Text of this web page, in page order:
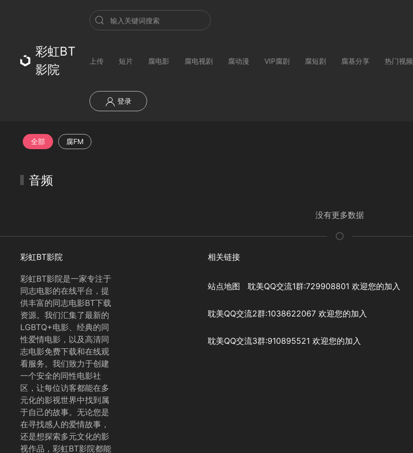
彩虹BT
影院
上传 短片 腐电影 腐电视剧 腐动漫 VIP腐剧 腐短剧 腐基分享 热门视频
登录
全部 腐FM
音频
没有更多数据
彩虹BT影院
彩虹BT影院是一家专注于
同志电影的在线平台，提
供丰富的同志电影BT下载
资源。我们汇集了最新的
LGBTQ+电影、经典的同
性爱情电影，以及高清同
志电影免费下载和在线观
看服务。我们致力于创建
一个安全的同性电影社
区，让每位访客都能在多
元化的影视世界中找到属
于自己的故事。无论您是
在寻找感人的爱情故事，
还是想探索多元文化的影
视作品，彩虹BT影院都能
相关链接
站点地图 耽美QQ交流1群:729908801 欢迎您的加入
耽美QQ交流2群:1038622067 欢迎您的加入
耽美QQ交流3群:910895521 欢迎您的加入